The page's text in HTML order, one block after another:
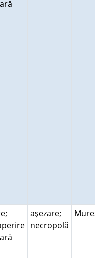
aşezare;
necropolă